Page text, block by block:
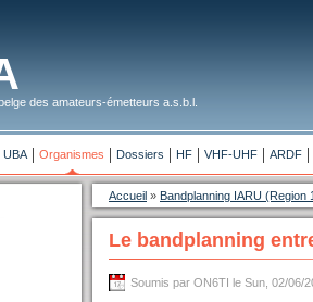
des amateurs-émetteurs a.s.b.l.
UBA Organismes Dossiers HF VHF-UHF ARDF
Accueil » Bandplanning IARU (Region
Le bandplanning
Soumis par ON6TI le Sun, 02/06/